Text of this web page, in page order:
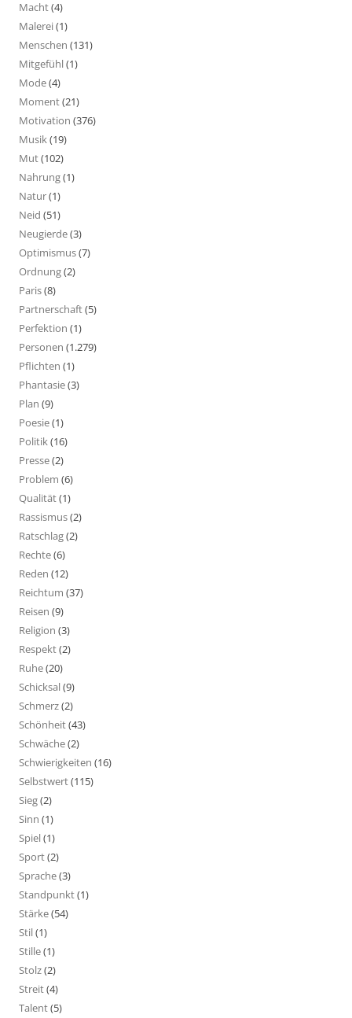
Macht(4)
Malerei(1)
Menschen (131)
Mitgefühl(1)
Mode(4)
Moment(21)
Motivation (376)
Musik(19)
Mut(102)
Nahrung(1)
Natur(1)
Neid (51)
Neugierde(3)
Optimismus(7)
Ordnung(2)
Paris(8)
Partnerschaft(5)
Perfektion (1)
Personen (1.279)
Pflichten (1)
Phantasie(3)
Plan (9)
Poesie(1)
Politik(16)
Presse(2)
Problem (6)
Qualität(1)
Rassismus(2)
Ratschlag(2)
Rechte(6)
Reden (12)
Reichtum (37)
Reisen (9)
Religion (3)
Respekt(2)
Ruhe(20)
Schicksal(9)
Schmerz(2)
Schönheit(43)
Schwäche(2)
Schwierigkeiten (16)
Selbstwert(115)
Sieg(2)
Sinn (1)
Spiel(1)
Sport(2)
Sprache(3)
Standpunkt(1)
Stärke(54)
Stil(1)
Stille(1)
Stolz(2)
Streit(4)
Talent(5)